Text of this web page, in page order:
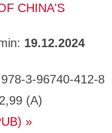
CHINA'S
19.12.2024
3-96740-412-8
(A)